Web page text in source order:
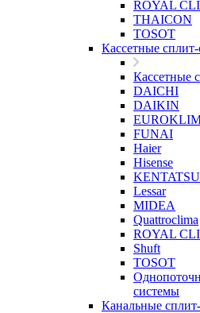
ROYAL
THAICON
TOSOT
Кассетные
Кассетные
DAICHI
DAIKIN
FUNAI
Haier
Hisense
KENTATSU
Lessar
MIDEA
Quattroclima
ROYAL
Shuft
TOSOT
системы
Канальные